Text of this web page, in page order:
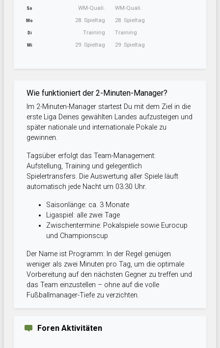
So WM-Quali.
Mo 28. Spieltag
Di Training
Mi 29. Spieltag
WM-Quali.
28. Spieltag
Training
29. Spieltag
Wie funktioniert der 2-Minuten-Manager?
Im 2-Minuten-Manager startest Du mit dem Ziel in die
erste Liga Deines gewählten Landes aufzusteigen und
später nationale und internationale Pokale zu
gewinnen.
Tagsüber erfolgt das Team-Management:
Aufstellung, Training und gelegentlich
Spielertransfers. Die Auswertung aller Spiele läuft
automatisch jede Nacht um 03:30 Uhr.
Saisonlänge: ca. 3 Monate
Ligaspiel: alle zwei Tage
Zwischentermine: Pokalspiele sowie Eurocup
und Championscup
Der Name ist Programm: In der Regel genügen
weniger als zwei Minuten pro Tag, um die optimale
Vorbereitung auf den nächsten Gegner zu treffen und
das Team einzustellen – ohne auf die volle
Fußballmanager-Tiefe zu verzichten.
Foren Aktivitäten